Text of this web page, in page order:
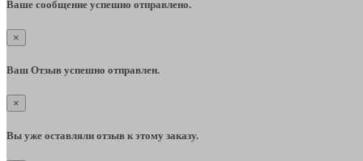
Ваше сообщение успешно отправлено.
×
Ваш Отзыв успешно отправлен.
×
Вы уже оставляли отзыв к этому заказу.